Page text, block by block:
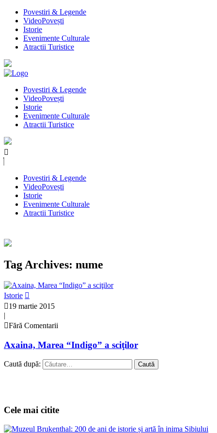
Povestiri & Legende
VideoPovești
Istorie
Evenimente Culturale
Atractii Turistice
Povestiri & Legende
VideoPovești
Istorie
Evenimente Culturale
Atractii Turistice
Povestiri & Legende
VideoPovești
Istorie
Evenimente Culturale
Atractii Turistice
Tag Archives: nume
Istorie
19 martie 2015
|
Fără Comentarii
Axaina, Marea “Indigo” a sciţilor
Caută după:
Cele mai citite